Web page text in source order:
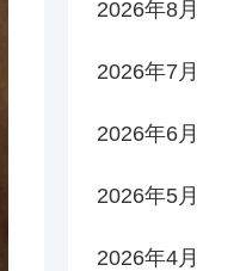
2026年8月
2026年7月
2026年6月
2026年5月
2026年4月